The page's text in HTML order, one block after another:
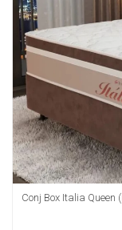
Conj Box Italia